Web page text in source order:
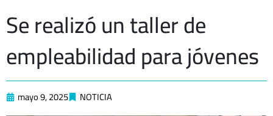
Se realizó un taller de
empleabilidad para jóvenes
mayo 9, 2025 NOTICIA